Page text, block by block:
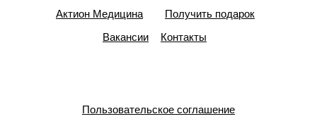
Актион Медицина
Получить подарок
Вакансии
Контакты
Пользовательское соглашение